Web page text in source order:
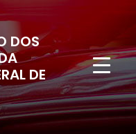
DOS
DE